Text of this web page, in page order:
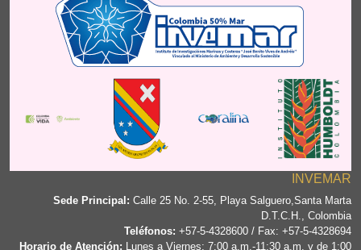
INVEMAR
Sede Principal: Calle 25 No. 2-55, Playa Salguero,Santa Marta
D.T.C.H., Colombia
Teléfonos: +57-5-4328600 / Fax: +57-5-4328694
Horario de Atención: Lunes a Viernes; 7:00 a.m.-11:30 a.m. y de 1:00